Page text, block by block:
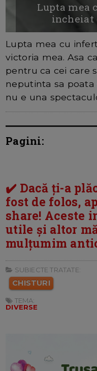
Lupta mea
incheiat
Lupta mea cu
victoria mea. Asa
pentru ca cei care
neputinta sa poata
nu e una
Pagini:
✔️ Dacă ți-a
fost de folos,
share! Aceste
utile și altor
mulțumim
SUBIECTE TRATATE:
CHISTURI
TEMA:
DIVERSE